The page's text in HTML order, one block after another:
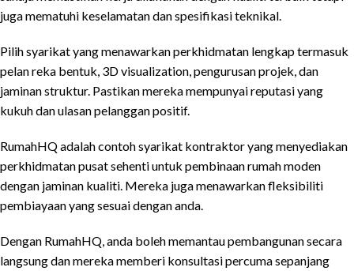
juga mematuhi keselamatan dan spesifikasi teknikal.
Pilih syarikat yang menawarkan perkhidmatan lengkap termasuk
pelan reka bentuk, 3D visualization, pengurusan projek, dan
jaminan struktur. Pastikan mereka mempunyai reputasi yang
kukuh dan ulasan pelanggan positif.
RumahHQ adalah contoh syarikat kontraktor yang menyediakan
perkhidmatan pusat sehenti untuk pembinaan rumah moden
dengan jaminan kualiti. Mereka juga menawarkan fleksibiliti
pembiayaan yang sesuai dengan anda.
Dengan RumahHQ, anda boleh memantau pembangunan secara
langsung dan mereka memberi konsultasi percuma sepanjang